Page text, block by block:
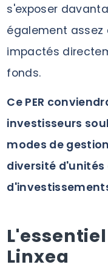
s'exposer
également assez
impactés
fonds.
Ce PER
investisseurs
modes de
diversité
d'investissements
Linxea